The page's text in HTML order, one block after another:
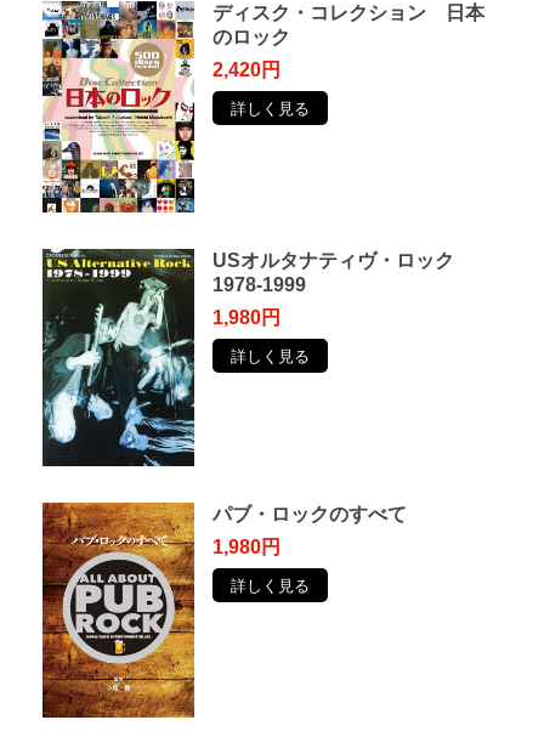
ディスク・コレクション 日本
のロック
2,420円
詳しく見る
USオルタナティヴ・ロック
1978-1999
1,980円
詳しく見る
パブ・ロックのすべて
1,980円
詳しく見る